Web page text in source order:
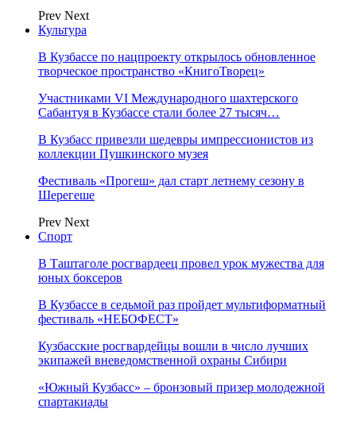
Prev Next
Культура
В Кузбассе по нацпроекту открылось обновленное
творческое пространство «КнигоТворец»
Участниками VI Международного шахтерского
Сабантуя в Кузбассе стали более 27 тысяч…
В Кузбасс привезли шедевры импрессионистов из
коллекции Пушкинского музея
Фестиваль «Прогеш» дал старт летнему сезону в
Шерегеше
Prev Next
Спорт
В Таштаголе росгвардеец провел урок мужества для
юных боксеров
В Кузбассе в седьмой раз пройдет мультиформатный
фестиваль «НЕБОФЕСТ»
Кузбасские росгвардейцы вошли в число лучших
экипажей вневедомственной охраны Сибири
«Южный Кузбасс» – бронзовый призер молодежной
спартакиады